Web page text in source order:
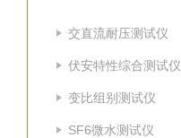
交直流耐压测试仪
伏安特性综合测试仪
变比组别测试仪
SF6微水测试仪